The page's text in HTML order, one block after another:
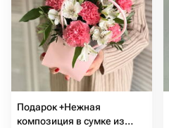
Подарок +Нежная
композиция в сумке из